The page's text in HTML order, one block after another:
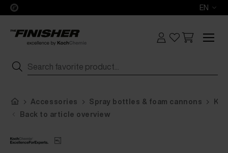
EN
Accessories Spray bottles & foam cannons
Back to article overview